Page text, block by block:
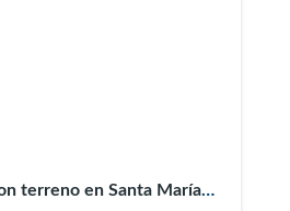
terreno en Santa María